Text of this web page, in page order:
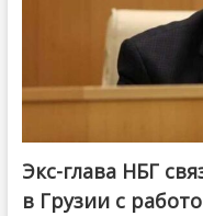
Экс-глава НБГ
в Грузии с